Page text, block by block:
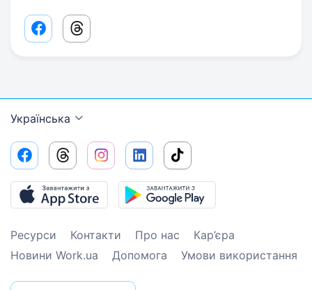
Facebook share link
Threads share link
Українська
Ресурси Контакти Про нас
Кар’єра
Новини Work.ua
Допомога Умови використання